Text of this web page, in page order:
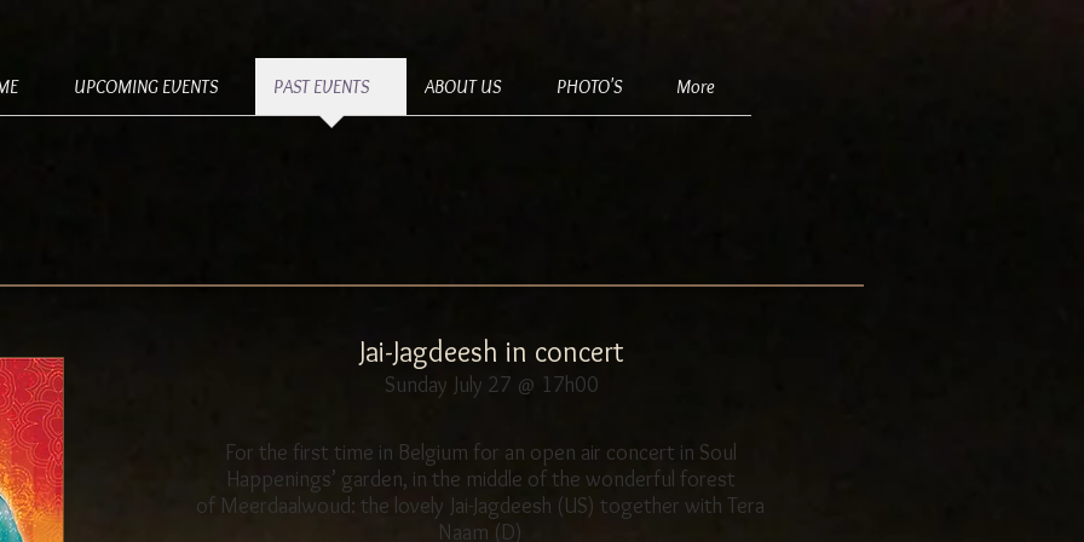
UPCOMING EVENTS PAST EVENTS ABOUT US PHOTO'S More
Jai-Jagdeesh in concert
Sunday July 27 @ 17h00
For the first time in Belgium for an open air concert in Soul
Happenings’ garden, in the middle of the wonderful forest
of Meerdaalwoud: the lovely Jai-Jagdeesh (US) together with Tera
Naam (D)